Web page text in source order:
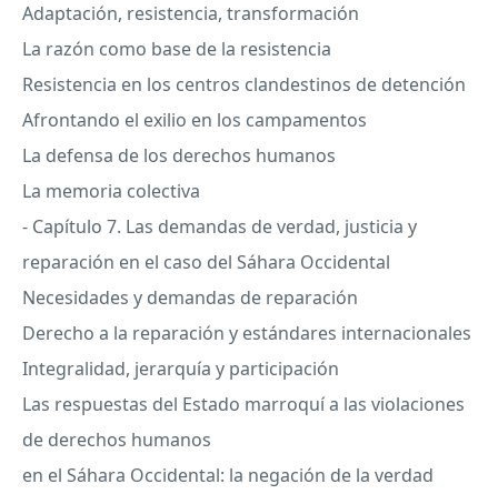
Adaptación, resistencia, transformación
La razón como base de la resistencia
Resistencia en los centros clandestinos de detención
Afrontando el exilio en los campamentos
La defensa de los derechos humanos
La memoria colectiva
- Capítulo 7. Las demandas de verdad, justicia y
reparación en el caso del Sáhara Occidental
Necesidades y demandas de reparación
Derecho a la reparación y estándares internacionales
Integralidad, jerarquía y participación
Las respuestas del Estado marroquí a las violaciones
de derechos humanos
en el Sáhara Occidental: la negación de la verdad